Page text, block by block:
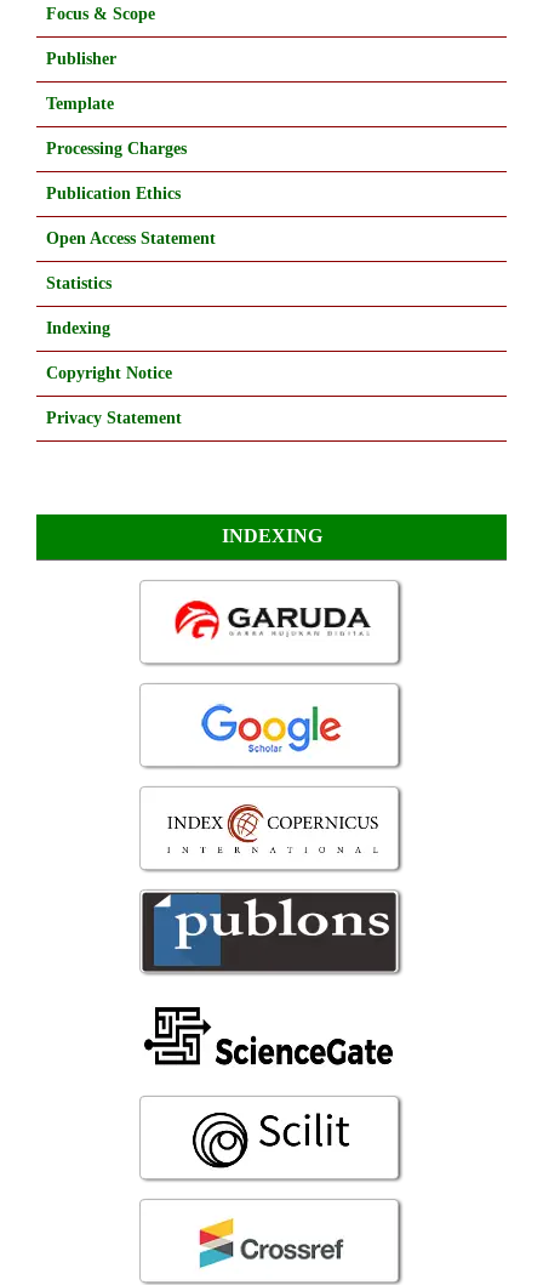
Focus & Scope
Publisher
Template
Processing Charges
Publication Ethics
Open Access Statement
Statistics
Indexing
Copyright Notice
Privacy Statement
INDEXING